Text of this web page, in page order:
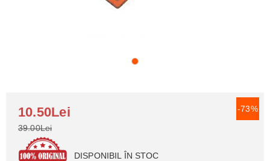
-73%
10.50Lei
39.00Lei
DISPONIBIL ÎN STOC